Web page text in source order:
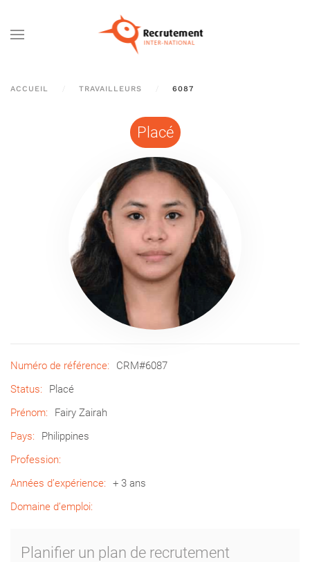
Passer au contenu principal
ACCUEIL TRAVAILLEURS 6087
Placé
Numéro de référence:
CRM#6087
Status:
Placé
Prénom:
Fairy Zairah
Pays:
Philippines
Profession:
Années d’expérience:
+ 3 ans
Domaine d’emploi:
Planifier un plan de recrutement